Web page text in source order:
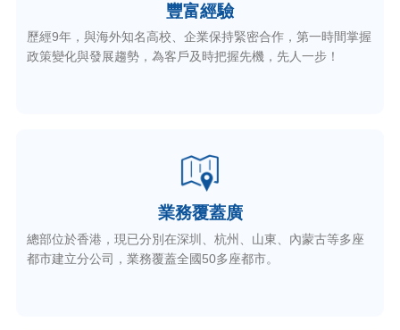
豐富經驗
歷經9年，與海外知名高校、企業保持緊密合作，第一時間掌握
政策變化與發展趨勢，為客戶及時把握先機，先人一步！
業務覆蓋廣
總部位於香港，現已分別在深圳、杭州、山東、內蒙古等多座
都市建立分公司，業務覆蓋全國50多座都市。